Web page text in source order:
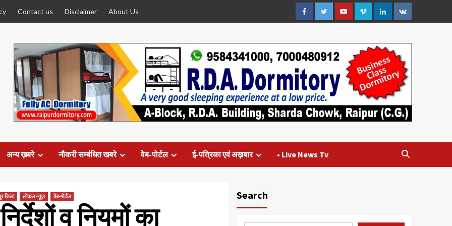
Contact us Disclaimer About Us
FacebookTwitterYoutubeVimeoLinkedin
VK
अन्य ख़बरे नौकरी सम्बंधित खबरे वेब-पोर्टल ई-पत्रिका एवं अख़बार • Live News Tv
जिला लोकल न्यूज़ वेब-पोर्टल
व नियमों का
Search